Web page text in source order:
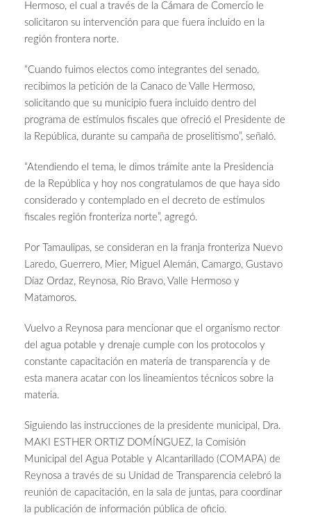
Hermoso, el cual a través de la Cámara de Comercio le
solicitaron su intervención para que fuera incluido en la
región frontera norte.
“Cuando fuimos electos como integrantes del senado,
recibimos la petición de la Canaco de Valle Hermoso,
solicitando que su municipio fuera incluido dentro del
programa de estímulos fiscales que ofreció el Presidente de
la República, durante su campaña de proselitismo”, señaló.
“Atendiendo el tema, le dimos trámite ante la Presidencia
de la República y hoy nos congratulamos de que haya sido
considerado y contemplado en el decreto de estímulos
fiscales región fronteriza norte”, agregó.
Por Tamaulipas, se consideran en la franja fronteriza Nuevo
Laredo, Guerrero, Mier, Miguel Alemán, Camargo, Gustavo
Díaz Ordaz, Reynosa, Río Bravo, Valle Hermoso y
Matamoros.
Vuelvo a Reynosa para mencionar que el organismo rector
del agua potable y drenaje cumple con los protocolos y
constante capacitación en materia de transparencia y de
esta manera acatar con los lineamientos técnicos sobre la
materia.
Siguiendo las instrucciones de la presidente municipal, Dra.
MAKI ESTHER ORTIZ DOMÍNGUEZ, la Comisión
Municipal del Agua Potable y Alcantarillado (COMAPA) de
Reynosa a través de su Unidad de Transparencia celebró la
reunión de capacitación, en la sala de juntas, para coordinar
la publicación de información pública de oficio.